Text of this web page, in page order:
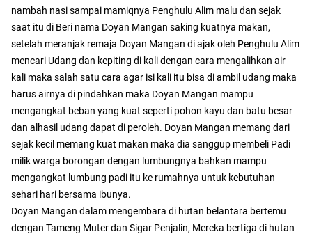
nambah nasi sampai mamiqnya Penghulu Alim malu dan sejak
saat itu di Beri nama Doyan Mangan saking kuatnya makan,
setelah meranjak remaja Doyan Mangan di ajak oleh Penghulu Alim
mencari Udang dan kepiting di kali dengan cara mengalihkan air
kali maka salah satu cara agar isi kali itu bisa di ambil udang maka
harus airnya di pindahkan maka Doyan Mangan mampu
mengangkat beban yang kuat seperti pohon kayu dan batu besar
dan alhasil udang dapat di peroleh. Doyan Mangan memang dari
sejak kecil memang kuat makan maka dia sanggup membeli Padi
milik warga borongan dengan lumbungnya bahkan mampu
mengangkat lumbung padi itu ke rumahnya untuk kebutuhan
sehari hari bersama ibunya.
Doyan Mangan dalam mengembara di hutan belantara bertemu
dengan Tameng Muter dan Sigar Penjalin, Mereka bertiga di hutan